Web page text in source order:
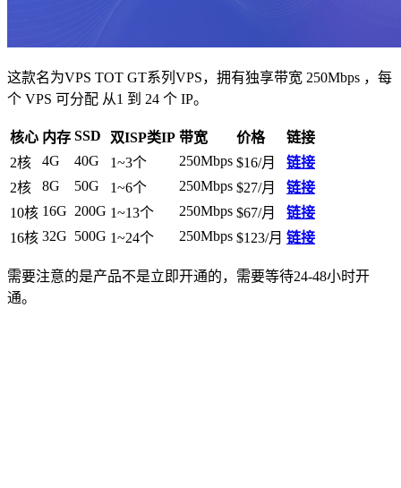
这款名为VPS TOT GT系列VPS，拥有独享带宽 250Mbps ，每
个 VPS 可分配 从1 到 24 个 IP。
核心 内存 SSD 双ISP类IP 带宽 价格
链接
2核
4G 40G 1~3个 250Mbps $16/月
链接
2核
8G 50G 1~6个 250Mbps $27/月
链接
10核 16G 200G 1~13个 250Mbps $67/月
链接
16核 32G 500G 1~24个 250Mbps $123/月 链接
需要注意的是产品不是立即开通的，需要等待24-48小时开
通。